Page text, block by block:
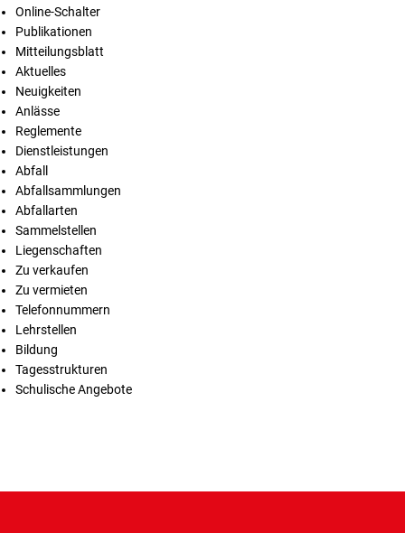
Online-Schalter
Publikationen
Mitteilungsblatt
Aktuelles
Neuigkeiten
Anlässe
Reglemente
Dienstleistungen
Abfall
Abfallsammlungen
Abfallarten
Sammelstellen
Liegenschaften
Zu verkaufen
Zu vermieten
Telefonnummern
Lehrstellen
Bildung
Tagesstrukturen
Schulische Angebote
Fusszeile